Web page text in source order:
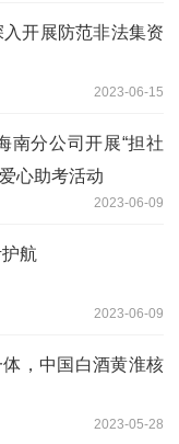
入开展防范非法集资
2023-06-15
南分公司开展“担社
心助考活动
2023-06-09
航
2023-06-09
体，中国白酒黄淮核
2023-05-28